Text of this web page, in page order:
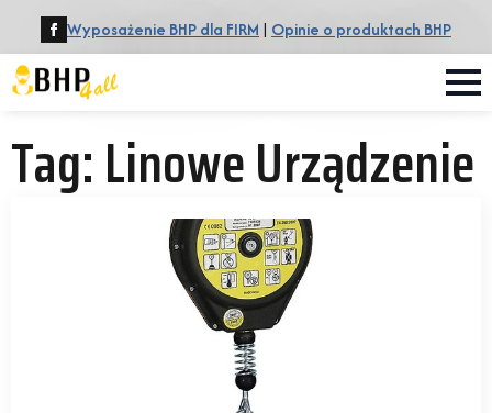
Wyposażenie BHP dla FIRM | Opinie o produktach BHP
Tag:Linowe Urządzenie